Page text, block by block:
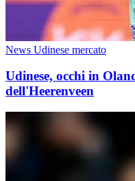
News Udinese mercato
Udinese, occhi in
dell'Heerenveen